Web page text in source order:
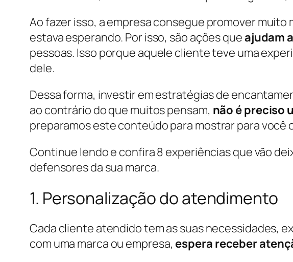
Ao fazer isso, a empresa consegue promover
estava esperando. Por isso, são ações queajudam
pessoas. Isso porque aquele cliente teve uma
dele.
Dessa forma, investir em estratégias de
ao contrário do que muitos pensam, não é preciso
preparamos este conteúdo para mostrar para você
Continue lendo e confira 8 experiências que vão
defensores da sua marca.
1. Personalização do atendimento
Cada cliente atendido tem as suas necessidades,
com uma marca ou empresa, espera receber